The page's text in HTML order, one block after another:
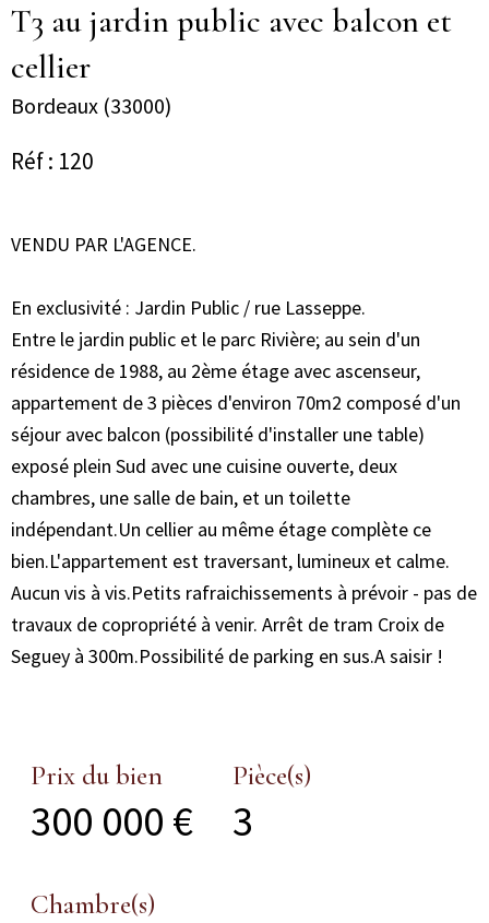
T3 au jardin public avec balcon et
cellier
Bordeaux (33000)
Réf : 120
VENDU PAR L'AGENCE.
En exclusivité : Jardin Public / rue Lasseppe.
Entre le jardin public et le parc Rivière; au sein d'un
résidence de 1988, au 2ème étage avec ascenseur,
appartement de 3 pièces d'environ 70m2 composé d'un
séjour avec balcon (possibilité d'installer une table)
exposé plein Sud avec une cuisine ouverte, deux
chambres, une salle de bain, et un toilette
indépendant.Un cellier au même étage complète ce
bien.L'appartement est traversant, lumineux et calme.
Aucun vis à vis.Petits rafraichissements à prévoir - pas de
travaux de copropriété à venir. Arrêt de tram Croix de
Seguey à 300m.Possibilité de parking en sus.A saisir !
Prix du bien
300 000 €
Pièce(s)
3
Chambre(s)